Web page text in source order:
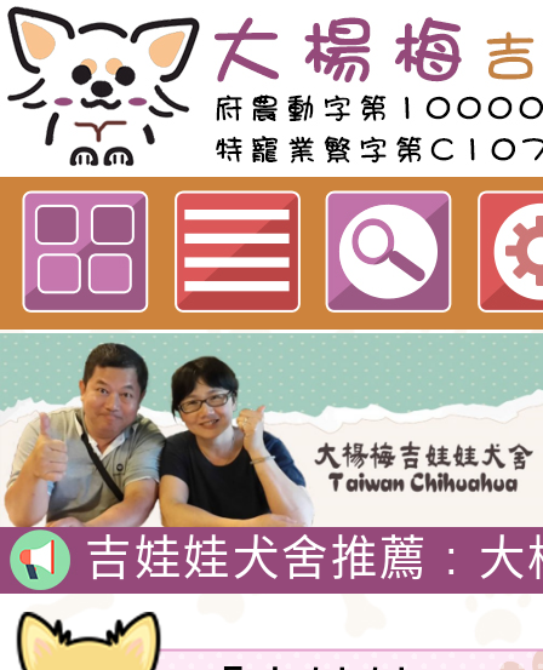
歡迎參觀：大楊梅吉娃娃網站
吉娃娃專賣店 : 大楊
犬舍 。
吉娃娃犬舍推薦 : 大
娃犬舍
4月30日出生的小朋